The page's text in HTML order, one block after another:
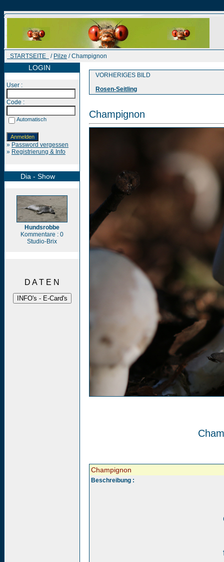
STARTSEITE / Pilze / Champignon
LOGIN
User :
Code :
Automatisch
» Password vergessen
» Registrierung & Info
Dia - Show
Hundsrobbe
Kommentare : 0
Studio-Brix
D A T E N
VORHERIGES BILD
Rosen-Seitling
Champignon
Champignon
Beschreibung :